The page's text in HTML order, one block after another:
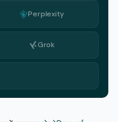
Perplexity
Grok